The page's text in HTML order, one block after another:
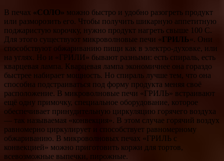
В печах «СОЛО» можно быстро и удобно разогреть продукт
или разморозить его. Чтобы получить шикарную аппетитную
поджаристую корочку, нужно продукт нагреть свыше 100 С.
Для этого существуют микроволновые печи «ГРИЛЬ«. Они
способствуют обжариванию пищи как в электро-духовке, или
на углях. Но и «ГРИЛИ» бывают разными: есть спираль, есть
кварцевая лампа. Кварцевая лампа экономичнее она гораздо
быстрее набирает мощность. Но спираль лучше тем, что она
способна подстраиваться под форму продукта меняя своё
расположение. В микроволновые печи «ГРИЛЬ» встраивают
ещё одну примочку, специальное оборудование, которое
обеспечивает принудительную циркуляцию горячего воздуха
— так называемая «конвекция». В этом случае горячий воздух
равномерно циркулирует и способствует равномерному
обжариванию. В микроволновых печах «ГРИЛЬ с
конвекцией» можно приготовить коржи для тортов,
всевозможные выпечки, пирожные.